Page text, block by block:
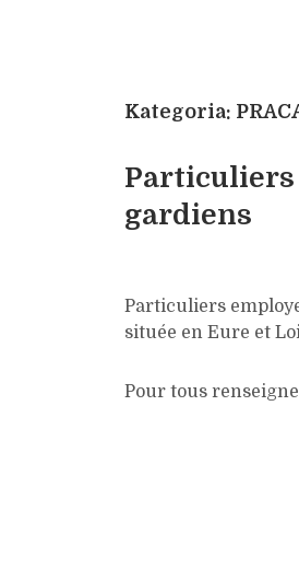
Kategoria:
Particuliers
gardiens
Particuliers
située en Eure et
Pour tous